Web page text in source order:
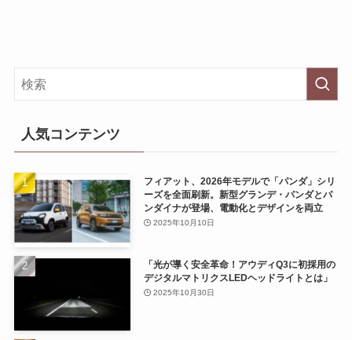
人気コンテンツ
フィアット、2026年モデルで「パンダ」シリ
ーズを全面刷新。新型グランデ・パンダとパ
ンダイナが登場、電動化とデザインを両立
2025年10月10日
「光が導く安全革命！アウディQ3に初採用の
デジタルマトリクスLEDヘッドライトとは」
2025年10月30日